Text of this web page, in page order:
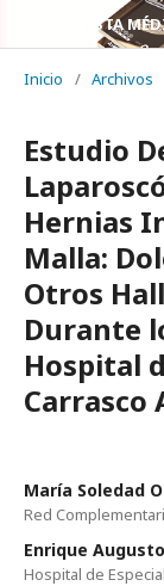
REVISTA
Inicio / Archivos
Estudio
Hernias
Malla:
Otros
Durante
Hospital
Carrasco
María Soledad
Red
Enrique
Hospital de